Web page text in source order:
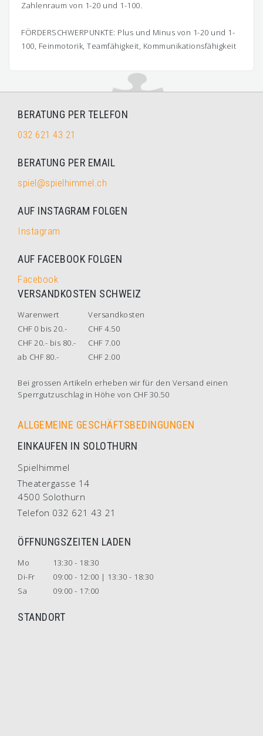
Zahlenraum von 1-20 und 1-100.
FÖRDERSCHWERPUNKTE: Plus und Minus von 1-20 und 1-
100, Feinmotorik, Teamfähigkeit, Kommunikationsfähigkeit
BERATUNG PER TELEFON
032 621 43 21
BERATUNG PER EMAIL
spiel@spielhimmel.ch
AUF INSTAGRAM FOLGEN
Instagram
AUF FACEBOOK FOLGEN
Facebook
VERSANDKOSTEN SCHWEIZ
Warenwert
Versandkosten
CHF 0 bis 20.-
CHF 4.50
CHF 20.- bis 80.-
CHF 7.00
ab CHF 80.-
CHF 2.00
Bei grossen Artikeln erheben wir für den Versand einen
Sperrgutzuschlag in Höhe von CHF 30.50
ALLGEMEINE GESCHÄFTSBEDINGUNGEN
EINKAUFEN IN SOLOTHURN
Spielhimmel
Theatergasse 14
4500 Solothurn
Telefon 032 621 43 21
ÖFFNUNGSZEITEN LADEN
Mo
13:30 - 18:30
Di-Fr
09:00 - 12:00 | 13:30 - 18:30
Sa
09:00 - 17:00
STANDORT